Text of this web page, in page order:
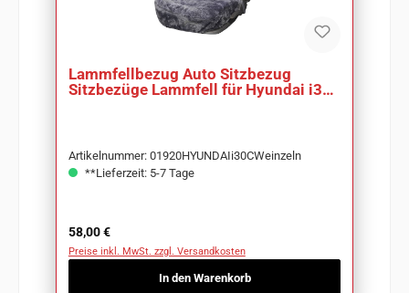
Lammfellbezug Auto Sitzbezug
Sitzbezüge Lammfell für Hyundai i30
Artikelnummer: 01920HYUNDAIi30CWeinzeln
**Lieferzeit: 5-7 Tage
Regulärer Preis:
58,00 €
Preise inkl. MwSt. zzgl. Versandkosten
In den Warenkorb